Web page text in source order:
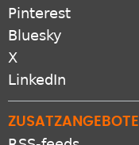
Pinterest
Bluesky
X
LinkedIn
ZUSATZANGEBOTE